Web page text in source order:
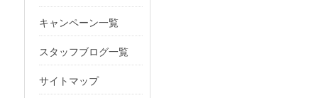
キャンペーン一覧
スタッフブログ一覧
サイトマップ